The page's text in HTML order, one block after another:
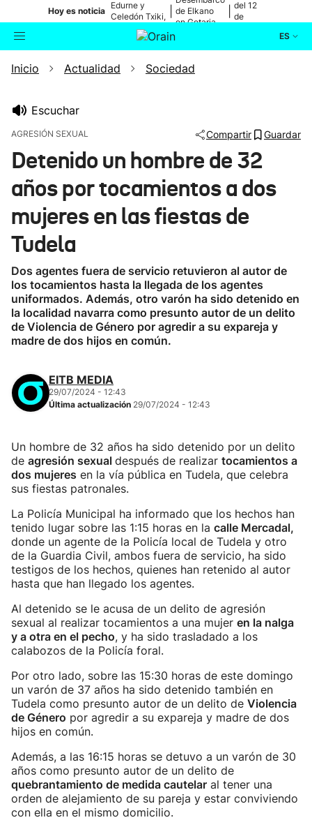
Hoy es noticia
Edurne y
Celedón Txiki,
en directo
de Elkano
en Getaria
del 12
de
ES
Buscador Actualidad
Ikusmiran
Eguraldia
Inicio Actualidad Sociedad
Escuchar
AGRESIÓN SEXUAL Compartir Guardar
Detenido un hombre de 32
años por tocamientos a dos
mujeres en las fiestas de
Tudela
Dos agentes fuera de servicio retuvieron al autor de
los tocamientos hasta la llegada de los agentes
uniformados. Además, otro varón ha sido detenido en
la localidad navarra como presunto autor de un delito
de Violencia de Género por agredir a su expareja y
madre de dos hijos en común.
EITB MEDIA
29/07/2024 - 12:43
Última actualización 29/07/2024 - 12:43
Un hombre de 32 años ha sido detenido por un delito
de agresión sexual después de realizar tocamientos a
dos mujeres en la vía pública en Tudela, que celebra
sus fiestas patronales.
La Policía Municipal ha informado que los hechos han
tenido lugar sobre las 1:15 horas en la calle Mercadal,
donde un agente de la Policía local de Tudela y otro
de la Guardia Civil, ambos fuera de servicio, ha sido
testigos de los hechos, quienes han retenido al autor
hasta que han llegado los agentes.
Al detenido se le acusa de un delito de agresión
sexual al realizar tocamientos a una mujer en la nalga
y a otra en el pecho, y ha sido trasladado a los
calabozos de la Policía foral.
Por otro lado, sobre las 15:30 horas de este domingo
un varón de 37 años ha sido detenido también en
Tudela como presunto autor de un delito de Violencia
de Género por agredir a su expareja y madre de dos
hijos en común.
Además, a las 16:15 horas se detuvo a un varón de 30
años como presunto autor de un delito de
quebrantamiento de medida cautelar al tener una
orden de alejamiento de su pareja y estar conviviendo
con ella en el mismo domicilio.